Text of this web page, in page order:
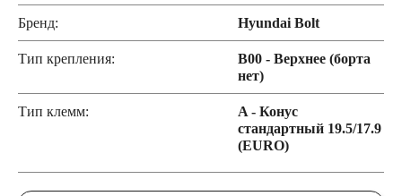
Бренд: Hyundai Bolt
Тип крепления:
B00 - Верхнее (борта
нет)
Тип клемм:
A - Конус
стандартный 19.5/17.9
(EURO)